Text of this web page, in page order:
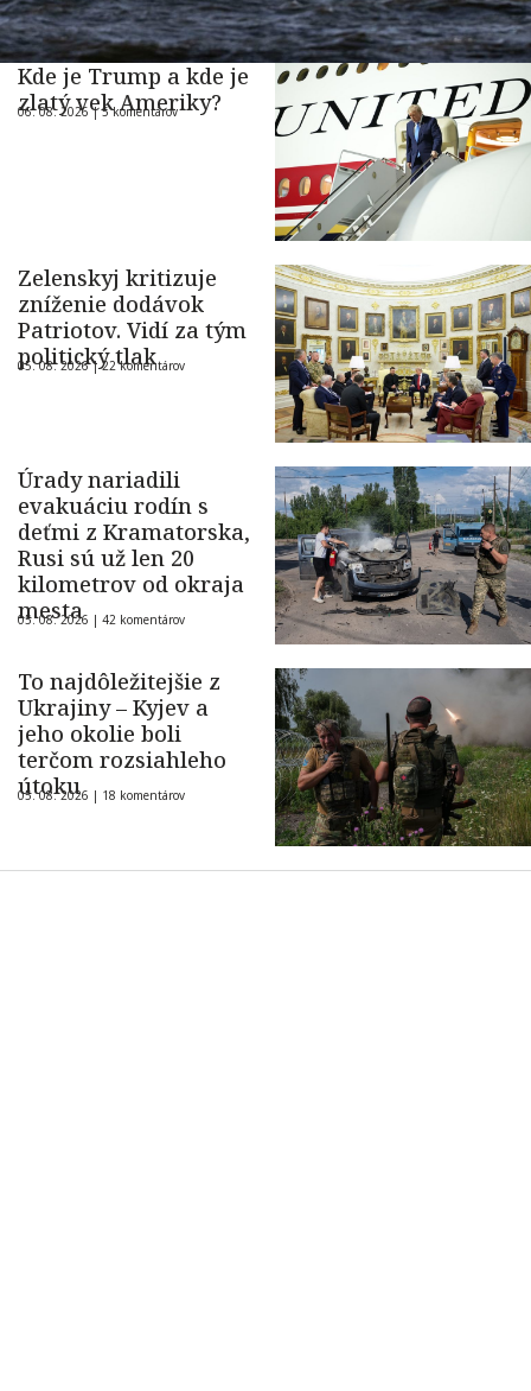
Kde je Trump a kde je
zlatý vek Ameriky?
06. 08. 2026 |5 komentárov
Zelenskyj kritizuje
zníženie dodávok
Patriotov. Vidí za tým
politický tlak
05. 08. 2026 |22 komentárov
Úrady nariadili
evakuáciu rodín s
deťmi z Kramatorska,
Rusi sú už len 20
kilometrov od okraja
mesta
05. 08. 2026 | 42 komentárov
To najdôležitejšie z
Ukrajiny – Kyjev a
jeho okolie boli
terčom rozsiahleho
útoku
05. 08. 2026 | 18 komentárov